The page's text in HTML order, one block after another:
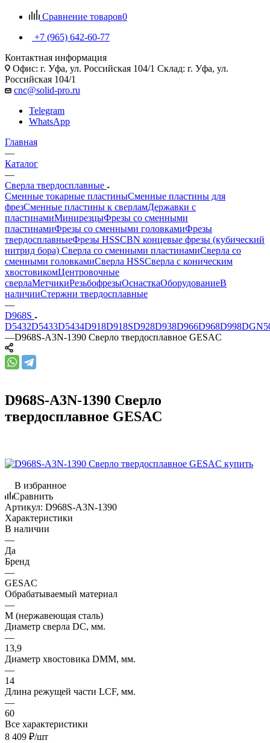
Сравнение товаров0
+7 (965) 642-60-77
Контактная информация
Офис: г. Уфа, ул. Российская 104/1 Склад: г. Уфа, ул.
Российская 104/1
cnc@solid-pro.ru
Telegram
WhatsApp
Главная
—
Каталог
—
Сверла твердосплавные
Сменные токарные пластиныСменные пластины для
фрезСменные пластины к сверламДержавки с
пластинамиМинирезцыФрезы со сменными
пластинамиФрезы со сменными головкамиФрезы
твердосплавныеФрезы HSSCBN концевые фрезы (кубический
нитрид бора) Сверла со сменными пластинамиСверла со
сменными головкамиСверла HSSСверла с коническим
хвостовикомЦентровочные
сверлаМетчикиРезьбофрезыОснасткаОборудованиеВ
наличииСтержни твердосплавные
—
D968S
D5432D5433D5434D918D918SD928D938D966D968D998
—D968S-A3N-1390 Сверло твердосплавное GESAC
D968S-A3N-1390 Сверло
твердосплавное GESAC
В избранное
Сравнить
Артикул: D968S-A3N-1390
Характеристики
В наличии
—
Да
Бренд
—
GESAC
Обрабатываемый материал
—
M (нержавеющая сталь)
Диаметр сверла DC, мм.
—
13,9
Диаметр хвостовика DMM, мм.
—
14
Длина режущей части LСF, мм.
—
60
Все характеристики
8 409 ₽/шт